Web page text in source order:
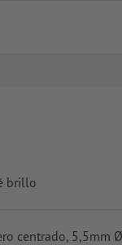
brillo
centrado, 5,5mm